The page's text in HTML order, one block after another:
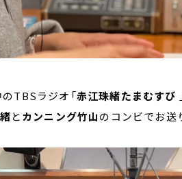
TBSラジオ「赤江珠緒たまむすび
とカンニング竹山のコンビでお送